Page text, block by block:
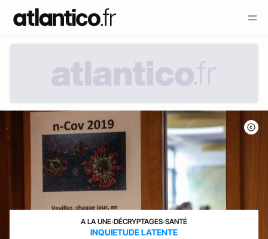
A LA UNE›DÉCRYPTAGES›SANTÉ
INQUIETUDE LATENTE